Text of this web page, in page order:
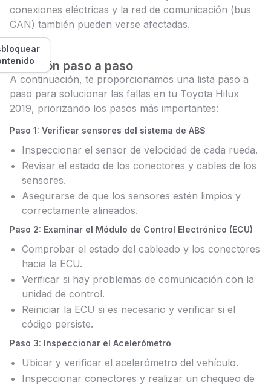
conexiones eléctricas y la red de comunicación (bus
CAN) también pueden verse afectadas.
Solución paso a paso
A continuación, te proporcionamos una lista paso a
paso para solucionar las fallas en tu Toyota Hilux
2019, priorizando los pasos más importantes:
Paso 1: Verificar sensores del sistema de ABS
Inspeccionar el sensor de velocidad de cada rueda.
Revisar el estado de los conectores y cables de los
sensores.
Asegurarse de que los sensores estén limpios y
correctamente alineados.
Paso 2: Examinar el Módulo de Control Electrónico (ECU)
Comprobar el estado del cableado y los conectores
hacia la ECU.
Verificar si hay problemas de comunicación con la
unidad de control.
Reiniciar la ECU si es necesario y verificar si el
código persiste.
Paso 3: Inspeccionar el Acelerómetro
Ubicar y verificar el acelerómetro del vehículo.
Inspeccionar conectores y realizar un chequeo de